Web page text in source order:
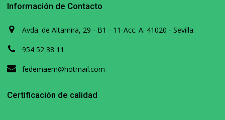
Información de Contacto
Avda. de Altamira, 29 - B1 - 11-Acc. A. 41020 - Sevilla.
954 52 38 11
fedemaem@hotmail.com
Certificación de calidad